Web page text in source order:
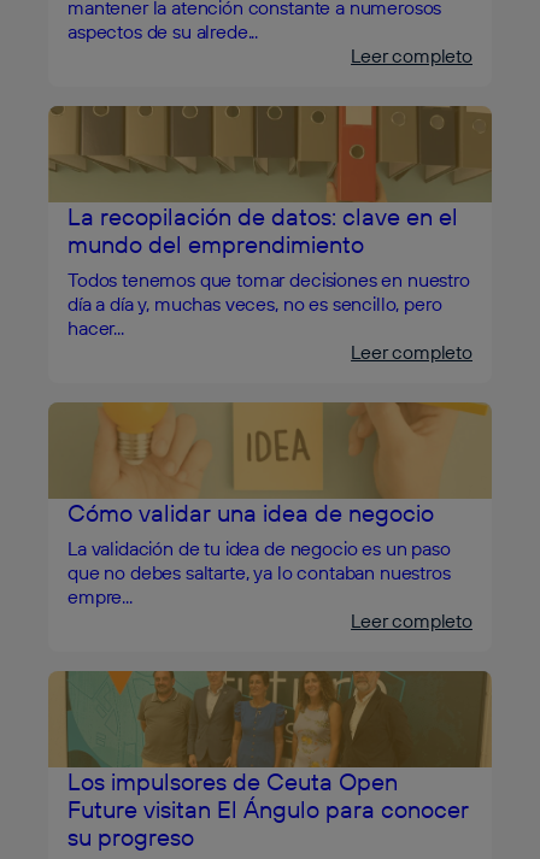
mantener la atención constante a numerosos
aspectos de su alrede...
Leer completo
La recopilación de datos: clave en el
mundo del emprendimiento
Todos tenemos que tomar decisiones en nuestro
día a día y, muchas veces, no es sencillo, pero
hacer...
Leer completo
Cómo validar una idea de negocio
La validación de tu idea de negocio es un paso
que no debes saltarte, ya lo contaban nuestros
empre...
Leer completo
Los impulsores de Ceuta Open
Future visitan El Ángulo para conocer
su progreso